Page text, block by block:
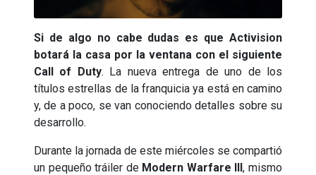
Si de algo no cabe dudas es que Activision
botará la casa por la ventana con el siguiente
Call of Duty. La nueva entrega de uno de los
títulos estrellas de la franquicia ya está en camino
y, de a poco, se van conociendo detalles sobre su
desarrollo.
Durante la jornada de este miércoles se compartió
un pequeño tráiler de Modern Warfare III, mismo